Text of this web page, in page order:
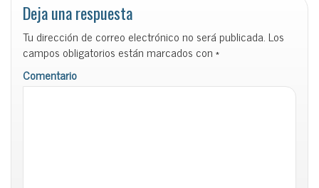
Deja una respuesta
Tu dirección de correo electrónico no será publicada. Los
campos obligatorios están marcados con*
Comentario